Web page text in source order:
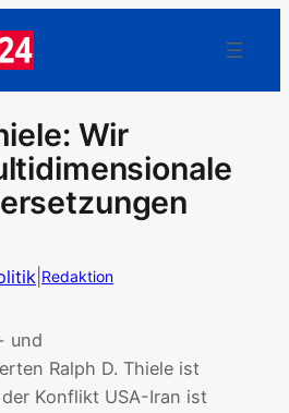
Wir
Redaktion
und
Ralph D. Thiele ist
Konflikt USA-Iran ist